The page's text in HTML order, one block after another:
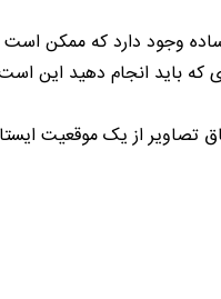
وجود دارد که ممکن
که باید انجام دهید این
تصاویر از یک موقعیت